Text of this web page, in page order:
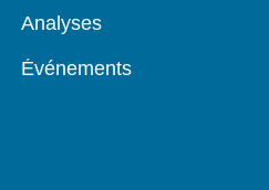
Analyses
Événements